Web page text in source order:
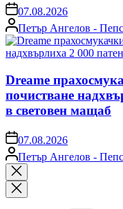
on07.08.2026
Posted
by
Петър Ангелов -
Dreame
почистване
в световен мащаб
on07.08.2026
Posted
by
Петър Ангелов -
Close
search